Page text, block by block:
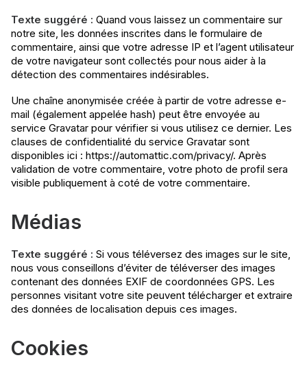
Texte suggéré : Quand vous laissez un commentaire sur
notre site, les données inscrites dans le formulaire de
commentaire, ainsi que votre adresse IP et l’agent utilisateur
de votre navigateur sont collectés pour nous aider à la
détection des commentaires indésirables.
Une chaîne anonymisée créée à partir de votre adresse e-
mail (également appelée hash) peut être envoyée au
service Gravatar pour vérifier si vous utilisez ce dernier. Les
clauses de confidentialité du service Gravatar sont
disponibles ici : https://automattic.com/privacy/. Après
validation de votre commentaire, votre photo de profil sera
visible publiquement à coté de votre commentaire.
Médias
Texte suggéré : Si vous téléversez des images sur le site,
nous vous conseillons d’éviter de téléverser des images
contenant des données EXIF de coordonnées GPS. Les
personnes visitant votre site peuvent télécharger et extraire
des données de localisation depuis ces images.
Cookies